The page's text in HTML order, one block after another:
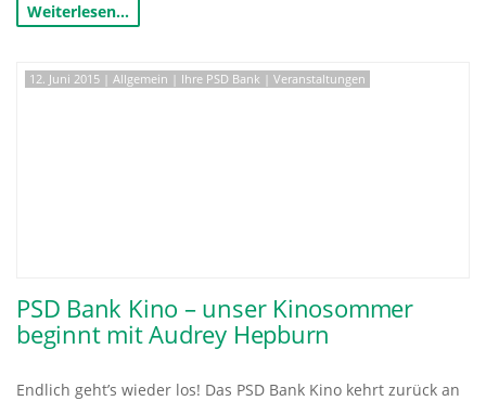
Weiterlesen…
12. Juni 2015 | Allgemein | Ihre PSD Bank | Veranstaltungen
PSD Bank Kino – unser Kinosommer
beginnt mit Audrey Hepburn
Endlich geht’s wieder los! Das PSD Bank Kino kehrt zurück an